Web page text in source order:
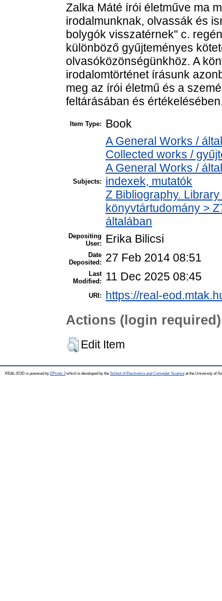
Zalka Máté írói életműve ma
irodalmunknak, olvassák és
bolygók visszatérnek" c.
különböző gyűjteményes
olvasóközönségünkhöz. A
irodalomtörténet írásunk
meg az írói életmű és a
feltárásában és
Item Type: Book
Subjects:
A General Works /
Collected works /
A General Works /
indexek, mutatók
Z Bibliography.
könyvtártudomány >
általában
Depositing
User:
Erika Bilicsi
Date
Deposited:
27 Feb 2014 08:51
Last
Modified:
11 Dec 2025 08:45
URI: https://real-
Actions (login required)
Edit Item
REAL-EOD is powered by EPrints 3which is developed by the School of Electronics and Computer Science at the University of